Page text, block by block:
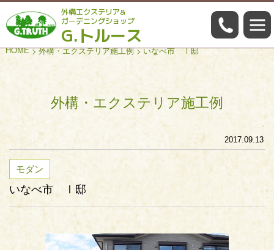
外構エクステリア&
ガーデニングショップ
G.トルース
059-
HOME 外構・エクステリア施工例 いなべ市 Ⅰ邸
外構・エクステリア施工例
モダン
いなべ市 Ⅰ邸
2017.09.13